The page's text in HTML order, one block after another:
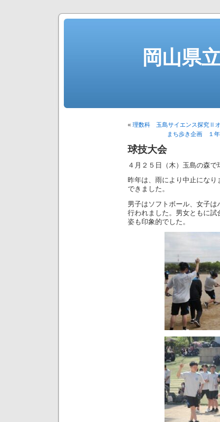
岡山県
« 理数科 玉島サイエンス探究Ⅱ
まち歩き企画 １年
球技大会
４月２５日（木）玉島の森
昨年は、雨により中止にな
できました。
男子はソフトボール、女子
行われました。男女ともに
姿も印象的でした。